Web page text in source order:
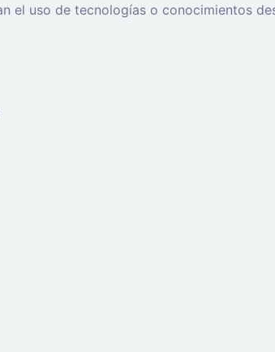
el uso de tecnologías o conocimientos